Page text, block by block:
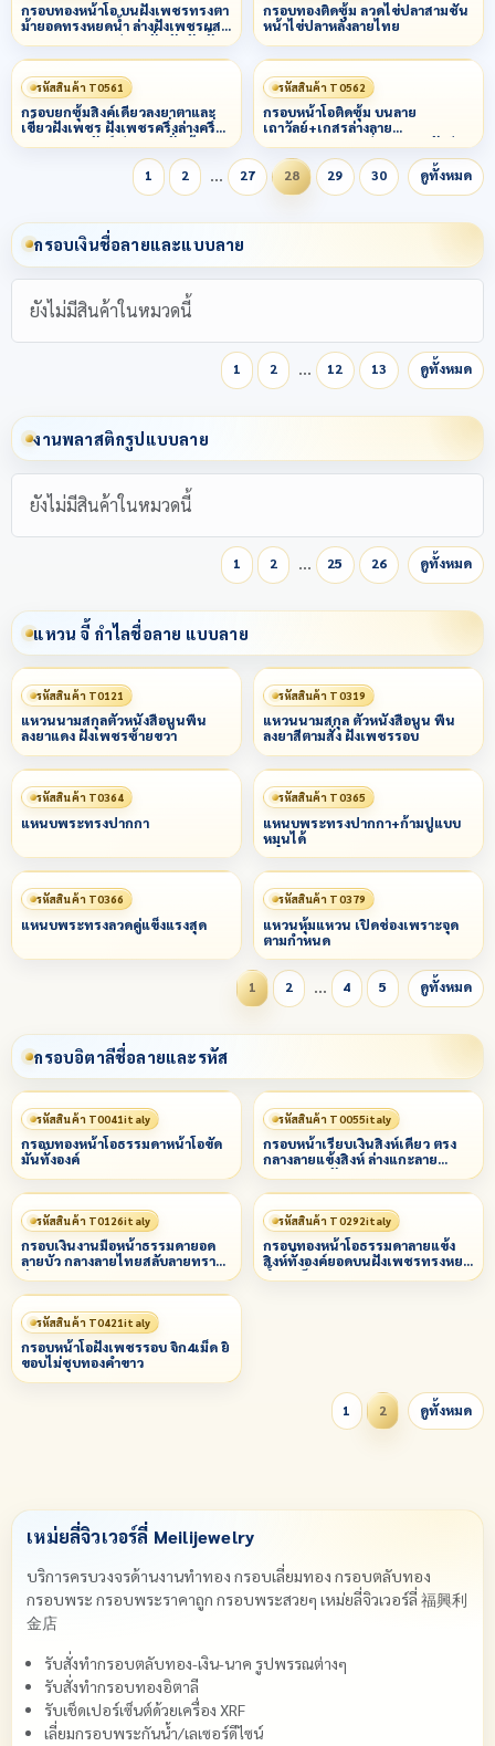
กรอบทองหน้าโอ บนฝังเพชรทรงตา
ม้ายอดทรงหยดน้ำ ล่างฝังเพชรผสม
พญานาค พลอยสีตามสั่ง ขัดมันทั้ง
องค์
กรอบทองติดซุ้ม ลวดไข่ปลาสามชั้น
หน้าไข่ปลาหลังลายไทย
รหัสสินค้า T0561
กรอบยกซุ้มสิงค์เดี่ยวลงยาตาและ
เขี้ยวฝังเพชร ฝังเพชรครึ่งล่างครึ่ง
บนลายาเถาวัลย์ สียาตามสั่ง ข้าง
ลวดเกลียว1เส้นลานไทย
รหัสสินค้า T0562
กรอบหน้าโอติดซุ้ม บนลาย
เถาวัลย์+เกสรล่างลาย
พญานาค+สามเหลี่ยมลงยาหลักสี
บนล่าง กลางซิกแซก+ลายแข้งสิงค์
ข้างแกะลาย
1 2 … 27 28 29 30 ดูทั้งหมด
กรอบเงินชื่อลายและแบบลาย
ยังไม่มีสินค้าในหมวดนี้
1 2 … 12 13 ดูทั้งหมด
งานพลาสติกรูปแบบลาย
ยังไม่มีสินค้าในหมวดนี้
1 2 … 25 26 ดูทั้งหมด
แหวน จี้ กำไลชื่อลาย แบบลาย
รหัสสินค้า T0121
แหวนนามสกุลตัวหนังสือนูนพื้น
ลงยาแดง ฝังเพชรซ้ายขวา
รหัสสินค้า T0319
แหวนนามสกุล ตัวหนังสือนูน พื้น
ลงยาสีตามสั่ง ฝังเพชรรอบ
รหัสสินค้า T0364
แหนบพระทรงปากกา
รหัสสินค้า T0365
แหนบพระทรงปากกา+ก้ามปูแบบ
หมุนได้
รหัสสินค้า T0366
แหนบพระทรงลวดคู่แข็งแรงสุด
รหัสสินค้า T0379
แหวนหุ้มแหวน เปิดช่องเพราะจุด
ตามกำหนด
1 2 … 4 5 ดูทั้งหมด
กรอบอิตาลีชื่อลายและรหัส
รหัสสินค้า T0041italy
กรอบทองหน้าโอธรรมดาหน้าโอขัด
มันทั้งองค์
รหัสสินค้า T0055italy
กรอบหน้าเรียบเงินสิงห์เดี่ยว ตรง
กลางลายแข้งสิงห์ ล่างแกะลาย
พญานาค (คัดลอก)
รหัสสินค้า T0126italy
กรอบเงินงานมือหน้าธรรมดายอด
ลายบัว กลางลายไทยสลับลายทราย
ล่างลายพญานาค
รหัสสินค้า T0292italy
กรอบทองหน้าโอธรรมดาลายแข้ง
สิงห์ทั้งองค์ยอดบนฝังเพชรทรงหยด
น้ำ 1 เม็ด
รหัสสินค้า T0421italy
กรอบหน้าโอฝังเพชรรอบ จิก4เม็ด ยิ
ขอบไม่ชุบทองคำขาว
1 2 ดูทั้งหมด
เหม่ยลี่จิวเวอร์ลี่ Meilijewelry
บริการครบวงจรด้านงานทำทอง กรอบเลี่ยมทอง กรอบตลับทอง
กรอบพระ กรอบพระราคาถูก กรอบพระสวยๆ เหม่ยลี่จิวเวอร์ลี่ 福興利
金店
รับสั่งทำกรอบตลับทอง-เงิน-นาค รูปพรรณต่างๆ
รับสั่งทำกรอบทองอิตาลี
รับเช็ดเปอร์เซ็นต์ด้วยเครื่อง XRF
เลี่ยมกรอบพระกันน้ำ/เลเซอร์ดีไซน์